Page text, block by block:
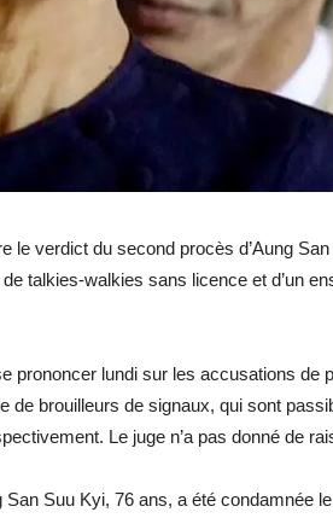
le verdict du second procès d’Aung
talkies-walkies sans licence et d’un
prononcer lundi sur les accusations de
de brouilleurs de signaux, qui sont
Le juge n’a pas donné de
San Suu Kyi, 76 ans, a été condamnée